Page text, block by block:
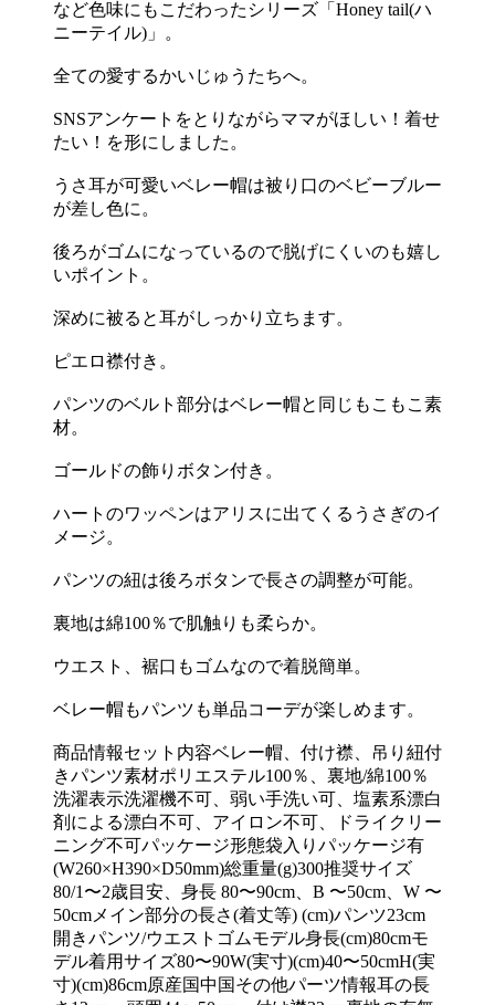
など色味にもこだわったシリーズ「Honey tail(ハ
ニーテイル)」。
全ての愛するかいじゅうたちへ。
SNSアンケートをとりながらママがほしい！着せ
たい！を形にしました。
うさ耳が可愛いベレー帽は被り口のベビーブルー
が差し色に。
後ろがゴムになっているので脱げにくいのも嬉し
いポイント。
深めに被ると耳がしっかり立ちます。
ピエロ襟付き。
パンツのベルト部分はベレー帽と同じもこもこ素
材。
ゴールドの飾りボタン付き。
ハートのワッペンはアリスに出てくるうさぎのイ
メージ。
パンツの紐は後ろボタンで長さの調整が可能。
裏地は綿100％で肌触りも柔らか。
ウエスト、裾口もゴムなので着脱簡単。
ベレー帽もパンツも単品コーデが楽しめます。
商品情報セット内容ベレー帽、付け襟、吊り紐付
きパンツ素材ポリエステル100％、裏地/綿100％
洗濯表示洗濯機不可、弱い手洗い可、塩素系漂白
剤による漂白不可、アイロン不可、ドライクリー
ニング不可パッケージ形態袋入りパッケージ有
(W260×H390×D50mm)総重量(g)300推奨サイズ
80/1〜2歳目安、身長 80〜90cm、B 〜50cm、W 〜
50cmメイン部分の長さ(着丈等) (cm)パンツ23cm
開きパンツ/ウエストゴムモデル身長(cm)80cmモ
デル着用サイズ80〜90W(実寸)(cm)40〜50cmH(実
寸)(cm)86cm原産国中国その他パーツ情報耳の長